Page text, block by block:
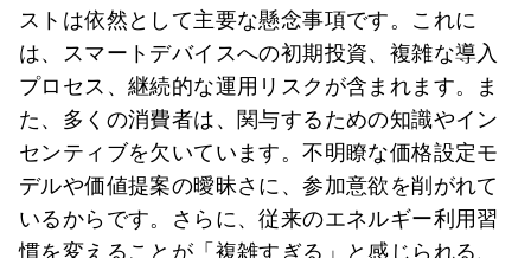
ストは依然として主要な懸念事項です。これに
は、スマートデバイスへの初期投資、複雑な導入
プロセス、継続的な運用リスクが含まれます。ま
た、多くの消費者は、関与するための知識やイン
センティブを欠いています。不明瞭な価格設定モ
デルや価値提案の曖昧さに、参加意欲を削がれて
いるからです。さらに、従来のエネルギー利用習
慣を変えることが「複雑すぎる」と感じられる、